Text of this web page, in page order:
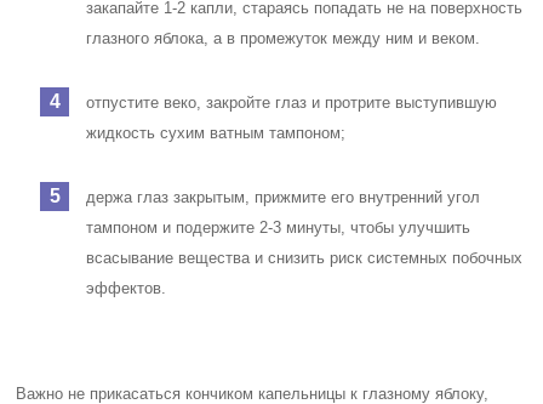
закапайте 1-2 капли, стараясь попадать не на поверхность
глазного яблока, а в промежуток между ним и веком.
отпустите веко, закройте глаз и протрите выступившую
жидкость сухим ватным тампоном;
держа глаз закрытым, прижмите его внутренний угол
тампоном и подержите 2-3 минуты, чтобы улучшить
всасывание вещества и снизить риск системных побочных
эффектов.
Важно не прикасаться кончиком капельницы к глазному яблоку,